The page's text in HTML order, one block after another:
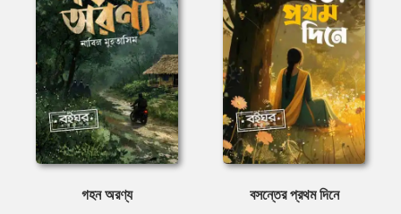
গহন অরণ্য বসন্তের প্রথম দিনে